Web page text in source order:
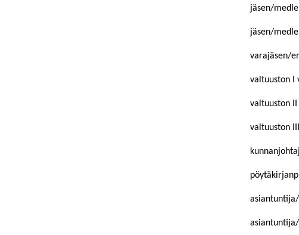
jäsen/
jäsen/
varajäsen/
valtuuston I
valtuuston
valtuuston